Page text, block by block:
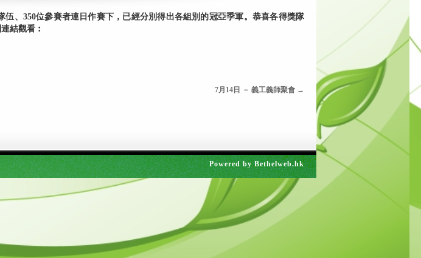
、350位參賽者連日作賽下，已經分別得出各組別的冠亞季軍。恭喜各得獎隊
結觀看︰
7月14日 － 義工義師聚會 →
Powered byBethelweb.hk